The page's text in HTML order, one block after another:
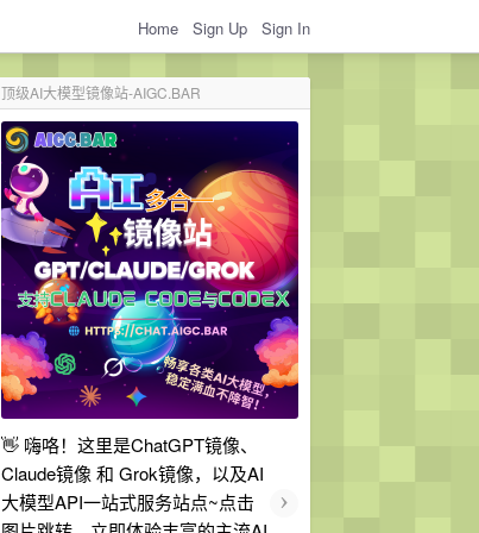
Home Sign Up Sign In
顶级AI大模型镜像站-AIGC.BAR
👋 嗨咯！这里是ChatGPT镜像、
Claude镜像 和 Grok镜像，以及AI
大模型API一站式服务站点~点击
›